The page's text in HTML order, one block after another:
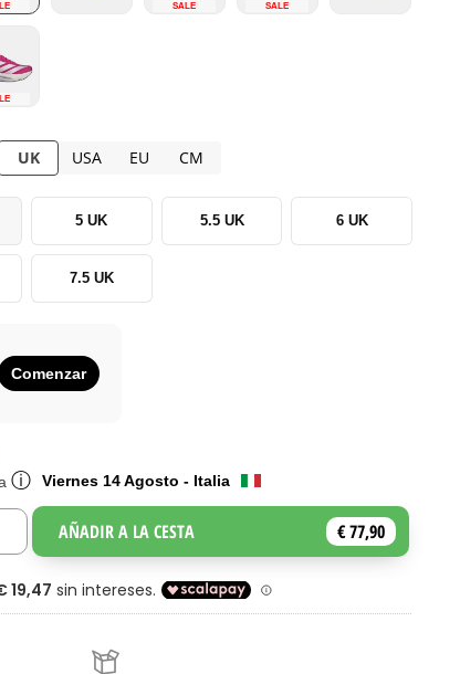
SALE SALE
UK USA EU CM
5 UK 5.5 UK 6 UK
7.5 UK
Comenzar
ⓘ Viernes 14 Agosto - Italia
Dropdown
AÑADIR A LA CESTA € 77,90